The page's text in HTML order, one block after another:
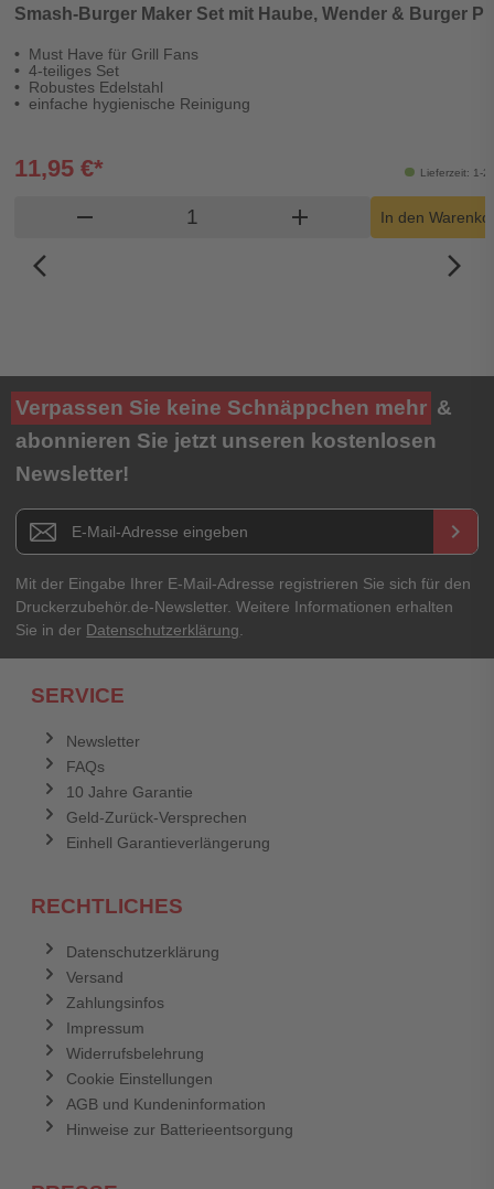
Smash-Burger Maker Set mit Haube, Wender & Burger
Must Have für Grill Fans
4-teiliges Set
Robustes Edelstahl
einfache hygienische Reinigung
Lieferzeit: 1-2
11,95 €*
remove Produkt Warenkorb Menge
add In den
arrow_back_ios_new arrow_forward_ios
Verpassen Sie keine Schnäppchen mehr &
abonnieren Sie jetzt unseren kostenlosen
Newsletter!
Newsletter E-Mail Adresse keyboard_arrow_right
Mit der Eingabe Ihrer E-Mail-Adresse registrieren Sie sich für den
Druckerzubehör.de-Newsletter. Weitere Informationen erhalten
Sie in der Datenschutzerklärung.
SERVICE
Newsletter
FAQs
10 Jahre Garantie
Geld-Zurück-Versprechen
Einhell Garantieverlängerung
RECHTLICHES
Datenschutzerklärung
Versand
Zahlungsinfos
Impressum
Widerrufsbelehrung
Cookie Einstellungen
AGB und Kundeninformation
Hinweise zur Batterieentsorgung